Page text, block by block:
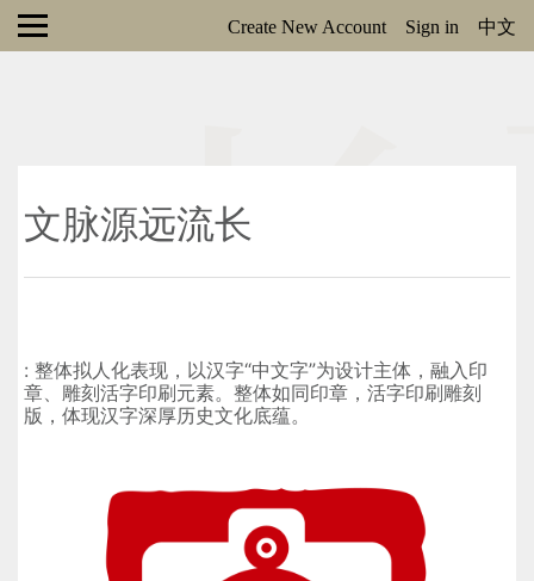
Create New Account Sign in 中文
文脉源远流长
: 整体拟人化表现，以汉字“中文字”为设计主体，融入印
章、雕刻活字印刷元素。整体如同印章，活字印刷雕刻
版，体现汉字深厚历史文化底蕴。